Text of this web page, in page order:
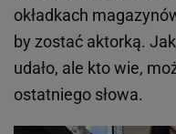
okładkach
by zostać aktorką.
udało, ale kto wie,
ostatniego słowa.